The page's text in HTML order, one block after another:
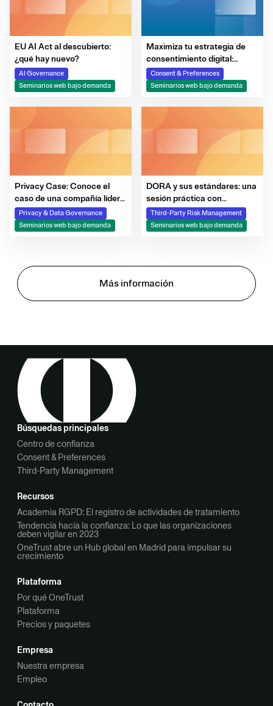
EU AI Act al descubierto:
¿qué hay nuevo?
AI Governance
Seminarios web bajo demanda
Maximiza tu estrategia de
consentimiento digital:
¿cómo lo hacemos desde
OneTrust?
Consent & Preferences
Seminarios web bajo demanda
Privacy Case: Conoce el
caso de una compañía líder
en el sector de
telecomunicaciones
Privacy & Data Governance
Seminarios web bajo demanda
DORA y sus estándares: una
sesión práctica con
OneTrust y Deloitte
Third-Party Risk Management
Seminarios web bajo demanda
Más información
Búsquedas principales
Centro de confianza
Consent & Preferences
Third-Party Management
Recursos
Academia RGPD: El registro de actividades de tratamiento
Tendencia hacia la confianza: Lo que las organizaciones
deben vigilar en 2023
OneTrust abre un Hub global en Madrid para impulsar su
crecimiento
Plataforma
Por qué OneTrust
Plataforma
Precios y paquetes
Empresa
Nuestra empresa
Empleo